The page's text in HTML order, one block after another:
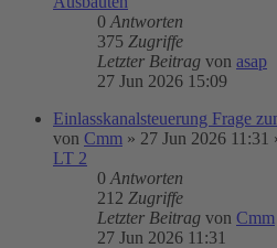
0 Antworten
375 Zugriffe
Letzter Beitrag von asap
27 Jun 2026 15:09
Einlasskanalsteuerung Frage
von Cmm » 27 Jun 2026 11:31
LT 2
0 Antworten
212 Zugriffe
Letzter Beitrag von Cmm
27 Jun 2026 11:31